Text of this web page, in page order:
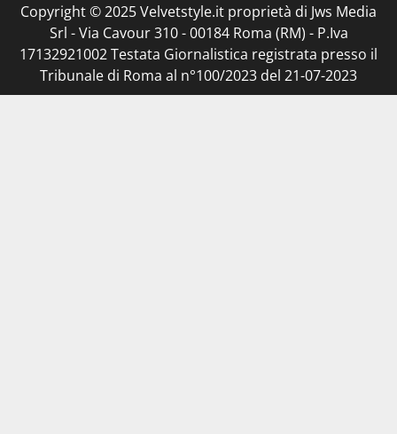
Copyright © 2025 Velvetstyle.it proprietà di Jws Media
Srl - Via Cavour 310 - 00184 Roma (RM) - P.Iva
17132921002 Testata Giornalistica registrata presso il
Tribunale di Roma al n°100/2023 del 21-07-2023